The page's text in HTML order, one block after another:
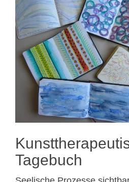
FAQ
ÜBER MICH
KONTAKT
Tagebuch